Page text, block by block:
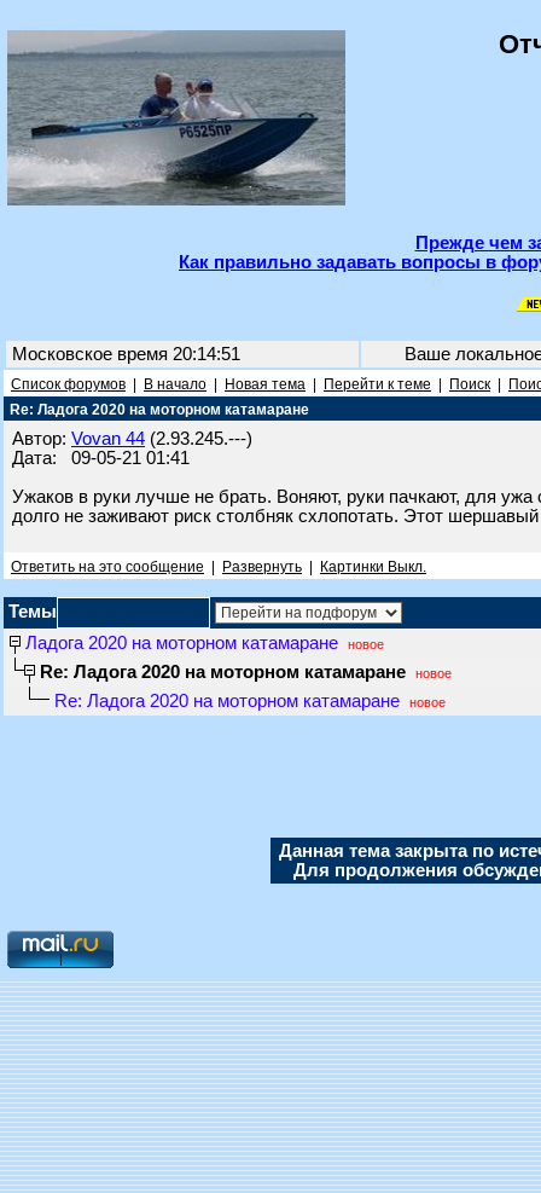
Прежде чем
Как правильно задавать вопросы в
Московское время 20:14:51 Ваше
Список форумов В начало Новая тема Перейти к теме Поиск
Re: Ладога 2020 на моторном катамаране
Автор: Vovan 44 (2.93.245.---)
Дата: 09-05-21 01:41
Ужаков в руки лучше не брать. Воняют, руки пачкают, для ужа
долго не заживают риск столбняк схлопотать. Этот шершавый
Ответить на это сообщение Развернуть Картинки Выкл.
Темы
Ладога 2020 на моторном катамаране
новое
Re: Ладога 2020 на моторном катамаране новое
Re: Ладога 2020 на моторном катамаране новое
Данная тема закрыта по
Для продолжения